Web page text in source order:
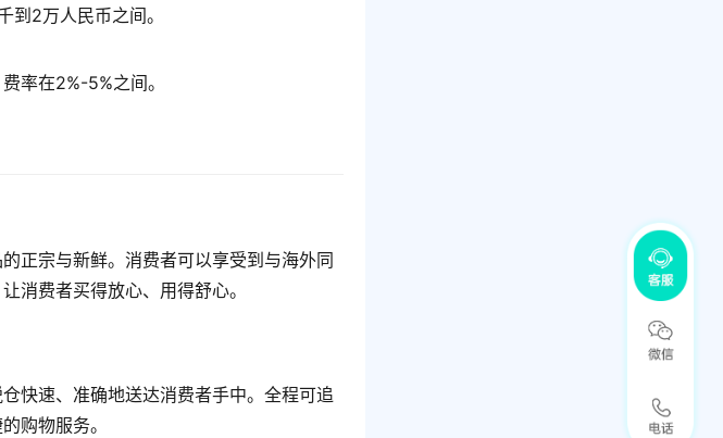
到2万人民币之间。
率在2%-5%之间。
正宗与新鲜。消费者可以享受到与海外同
消费者买得放心、用得舒心。
快速、准确地送达消费者手中。全程可追
购物服务。